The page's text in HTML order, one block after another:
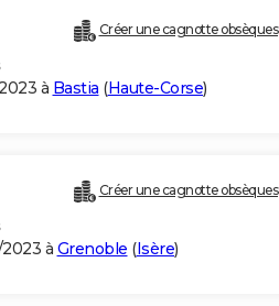
Créer une cagnotte obsèques
à Bastia (Haute-Corse)
Créer une cagnotte obsèques
à Grenoble (Isère)